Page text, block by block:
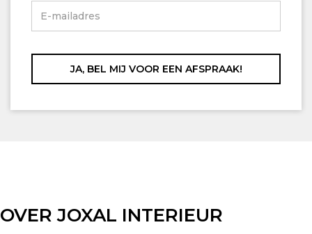
OVER JOXAL INTERIEUR